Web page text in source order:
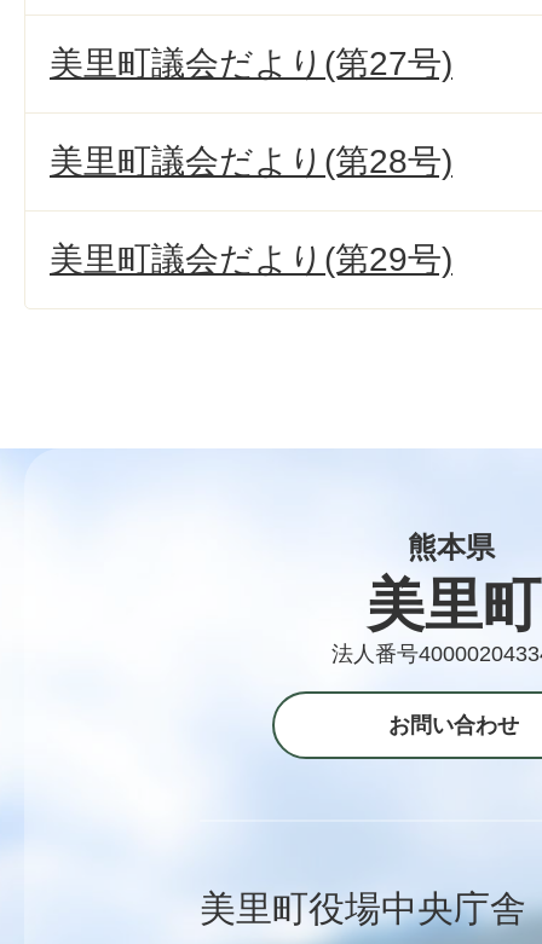
美里町議会だより(第27号)
美里町議会だより(第28号)
美里町議会だより(第29号)
熊本県
美里町
法人番号
お問い合わせ
美里町役場中央庁舎